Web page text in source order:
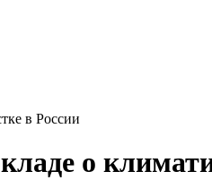
в России
о